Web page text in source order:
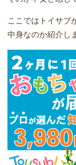
ここではトイサブ
中身なのか紹介し